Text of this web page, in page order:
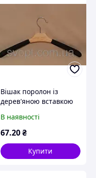
Вішак поролон із
дерев'яною вставкою
В наявності
67.20₴
Купити